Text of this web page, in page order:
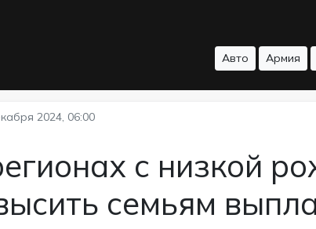
Авто Армия
2024, 06:00
с низкой
семьям